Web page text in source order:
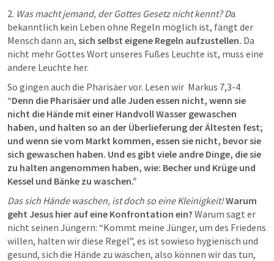
2. Was macht jemand, der Gottes Gesetz nicht kennt? Da
bekanntlich kein Leben ohne Regeln möglich ist, fängt der
Mensch dann an, sich selbst eigene Regeln aufzustellen. Da
nicht mehr Gottes Wort unseres Fußes Leuchte ist, muss eine
andere Leuchte her.
So gingen auch die Pharisäer vor. Lesen wir Markus 7,3-4
“Denn die Pharisäer und alle Juden essen nicht, wenn sie
nicht die Hände mit einer Handvoll Wasser gewaschen
haben, und halten so an der Überlieferung der Ältesten fest;
und wenn sie vom Markt kommen, essen sie nicht, bevor sie
sich gewaschen haben. Und es gibt viele andre Dinge, die sie
zu halten angenommen haben, wie: Becher und Krüge und
Kessel und Bänke zu waschen.”
Das sich Hände waschen, ist doch so eine Kleinigkeit! Warum
geht Jesus hier auf eine Konfrontation ein? Warum sagt er
nicht seinen Jüngern: “Kommt meine Jünger, um des Friedens
willen, halten wir diese Regel”, es ist sowieso hygienisch und
gesund, sich die Hände zu waschen, also können wir das tun,